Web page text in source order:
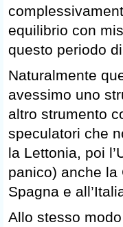
equilibrio con
questo periodo
Naturalmente
avessimo uno
altro strumento
speculatori che
la Lettonia, poi
panico) anche la
Spagna e
Allo stesso